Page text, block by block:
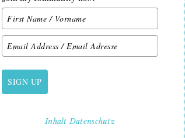
SIGN UP
InhaltDatenschutz